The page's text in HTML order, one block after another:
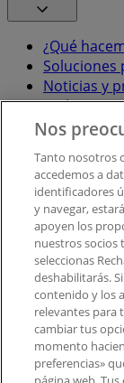
¿Qué
Soluciones
Noticias y
Trabaja
Contacto
Contacto
Tienda mal
Notificar
aplicación?
Índices
Nos
Tanto nosotros
accedemos a
identificadores
y navegar,
apoyen los
nuestros socios
seleccionas
deshabilitarás.
contenido y los
relevantes para
cambiar tus
momento
preferencias»